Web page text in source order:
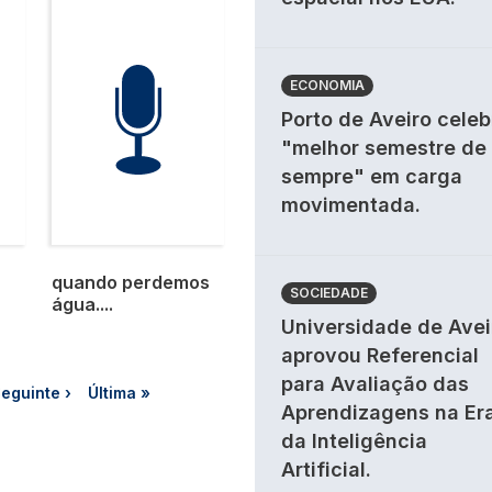
quando perdemos
água....
página
› Última página
Última »
ECONOMIA
Porto de Aveiro
"melhor semestre de
sempre" em carga
movimentada.
SOCIEDADE
Universidade de
aprovou Referencial
para Avaliação das
Aprendizagens na
da Inteligência
Artificial.